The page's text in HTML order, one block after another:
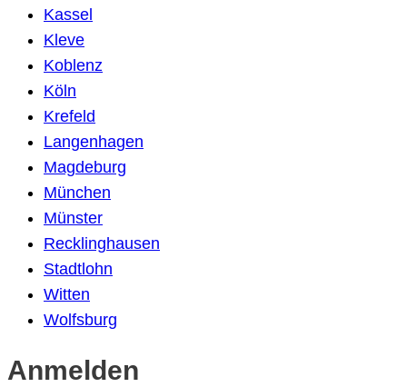
Kassel
Kleve
Koblenz
Köln
Krefeld
Langenhagen
Magdeburg
München
Münster
Recklinghausen
Stadtlohn
Witten
Wolfsburg
Anmelden